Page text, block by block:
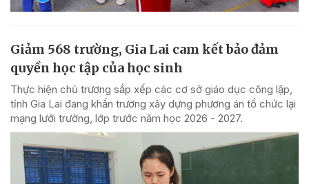
Giảm 568 trường, Gia Lai cam kết bảo đảm
quyền học tập của học sinh
Thực hiện chủ trương sắp xếp các cơ sở giáo dục công lập,
tỉnh Gia Lai đang khẩn trương xây dựng phương án tổ chức lại
mạng lưới trường, lớp trước năm học 2026 - 2027.